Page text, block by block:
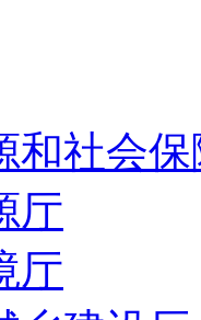
和社会
厅
厅